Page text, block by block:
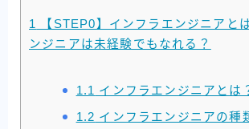
1
【STEP0】インフラエンジニアと
ンジニアは未経験でもなれる？
1.1 インフラエンジニアとは
1.2 インフラエンジニアの種